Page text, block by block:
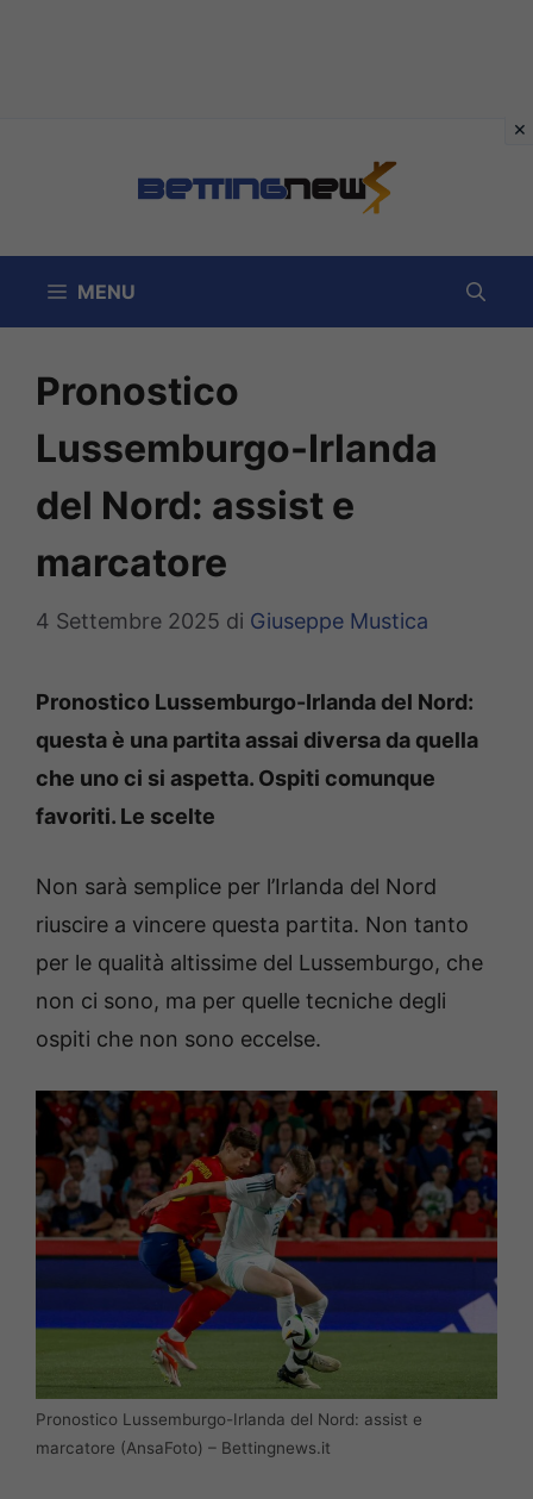
MENU
Pronostico
Lussemburgo-Irlanda
del Nord: assist e
marcatore
4 Settembre 2025 di Giuseppe Mustica
Pronostico Lussemburgo-Irlanda del Nord:
questa è una partita assai diversa da quella
che uno ci si aspetta. Ospiti comunque
favoriti. Le scelte
Non sarà semplice per l’Irlanda del Nord
riuscire a vincere questa partita. Non tanto
per le qualità altissime del Lussemburgo, che
non ci sono, ma per quelle tecniche degli
ospiti che non sono eccelse.
Pronostico Lussemburgo-Irlanda del Nord: assist e
marcatore (AnsaFoto) – Bettingnews.it